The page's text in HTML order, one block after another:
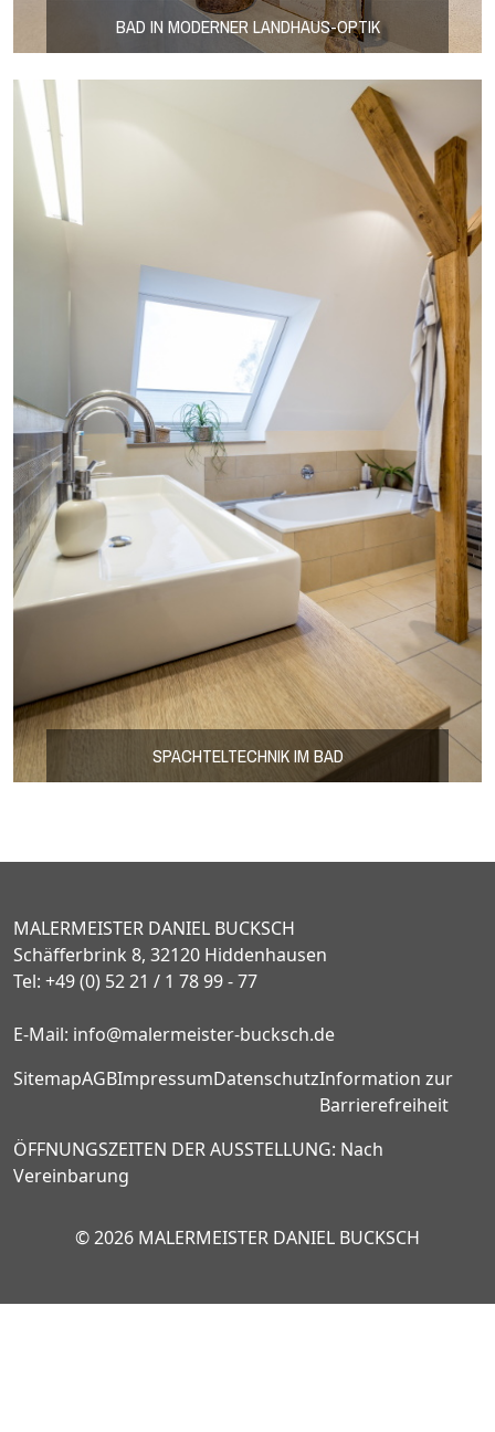
BAD IN MODERNER LANDHAUS-OPTIK
SPACHTELTECHNIK IM BAD
MALERMEISTER DANIEL BUCKSCH
Schäfferbrink 8, 32120 Hiddenhausen
Tel: +49 (0) 52 21 / 1 78 99 - 77
E-Mail: info@malermeister-bucksch.de
SitemapAGBImpressumDatenschutzInformation zur
Barrierefreiheit
ÖFFNUNGSZEITEN DER AUSSTELLUNG: Nach
Vereinbarung
© 2026 MALERMEISTER DANIEL BUCKSCH